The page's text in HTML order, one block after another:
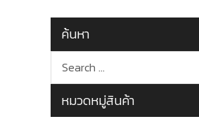
ค้นหา
หมวดหมู่สินค้า